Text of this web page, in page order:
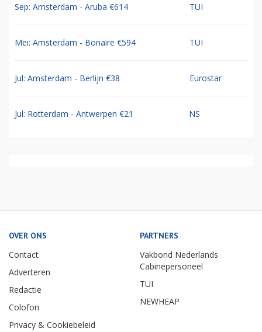
Sep: Amsterdam - Aruba €614 TUI
Mei: Amsterdam - Bonaire €594 TUI
Jul: Amsterdam - Berlijn €38 Eurostar
Jul: Rotterdam - Antwerpen €21 NS
OVER ONS
Contact
Adverteren
Redactie
Colofon
Privacy & Cookiebeleid
PARTNERS
Vakbond Nederlands
Cabinepersoneel
TUI
NEWHEAP